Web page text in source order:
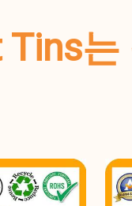
Tins